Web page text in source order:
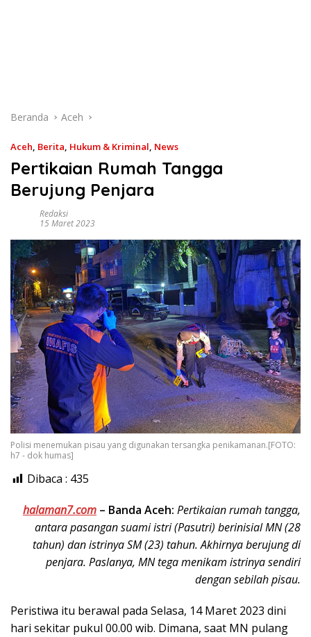
Beranda Aceh
Aceh, Berita, Hukum & Kriminal, News
Pertikaian Rumah Tangga
Berujung Penjara
Redaksi
15 Maret 2023
Polisi menemukan pisau yang digunakan tersangka penikamanan.[FOTO:
h7 - dok humas]
Dibaca : 435
halaman7.com – Banda Aceh: Pertikaian rumah tangga,
antara pasangan suami istri (Pasutri) berinisial MN (28
tahun) dan istrinya SM (23) tahun. Akhirnya berujung di
penjara. Paslanya, MN tega menikam istrinya sendiri
dengan sebilah pisau.
Peristiwa itu berawal pada Selasa, 14 Maret 2023 dini
hari sekitar pukul 00.00 wib. Dimana, saat MN pulang